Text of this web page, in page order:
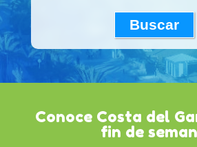
Conoce Costa del
fin de